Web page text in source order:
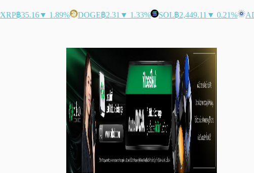
XRP฿35.16▼ 1.89% DOGE฿2.31 ▼ 1.33% SOL฿2,449.11 ▼ 0.21%